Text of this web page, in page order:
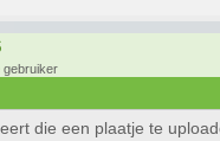
gebruiker
die een plaatje te